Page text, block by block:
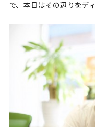
で、本日はその辺りをデ